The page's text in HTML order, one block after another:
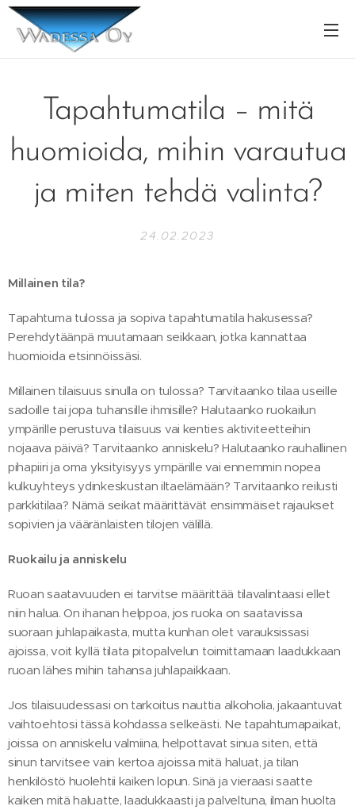
Tapahtumatila – mitä
huomioida, mihin varautua
ja miten tehdä valinta?
24.02.2023
Millainen tila?
Tapahtuma tulossa ja sopiva tapahtumatila hakusessa?
Perehdytäänpä muutamaan seikkaan, jotka kannattaa
huomioida etsinnöissäsi.
Millainen tilaisuus sinulla on tulossa? Tarvitaanko tilaa useille
sadoille tai jopa tuhansille ihmisille? Halutaanko ruokailun
ympärille perustuva tilaisuus vai kenties aktiviteetteihin
nojaava päivä? Tarvitaanko anniskelu? Halutaanko rauhallinen
pihapiiri ja oma yksityisyys ympärille vai ennemmin nopea
kulkuyhteys ydinkeskustan iltaelämään? Tarvitaanko reilusti
parkkitilaa? Nämä seikat määrittävät ensimmäiset rajaukset
sopivien ja vääränlaisten tilojen välillä.
Ruokailu ja anniskelu
Ruoan saatavuuden ei tarvitse määrittää tilavalintaasi ellet
niin halua. On ihanan helppoa, jos ruoka on saatavissa
suoraan juhlapaikasta, mutta kunhan olet varauksissasi
ajoissa, voit kyllä tilata pitopalvelun toimittamaan laadukkaan
ruoan lähes mihin tahansa juhlapaikkaan.
Jos tilaisuudessasi on tarkoitus nauttia alkoholia, jakaantuvat
vaihtoehtosi tässä kohdassa selkeästi. Ne tapahtumapaikat,
joissa on anniskelu valmiina, helpottavat sinua siten, että
sinun tarvitsee vain kertoa ajoissa mitä haluat, ja tilan
henkilöstö huolehtii kaiken lopun. Sinä ja vieraasi saatte
kaiken mitä haluatte, laadukkaasti ja palveltuna, ilman huolta